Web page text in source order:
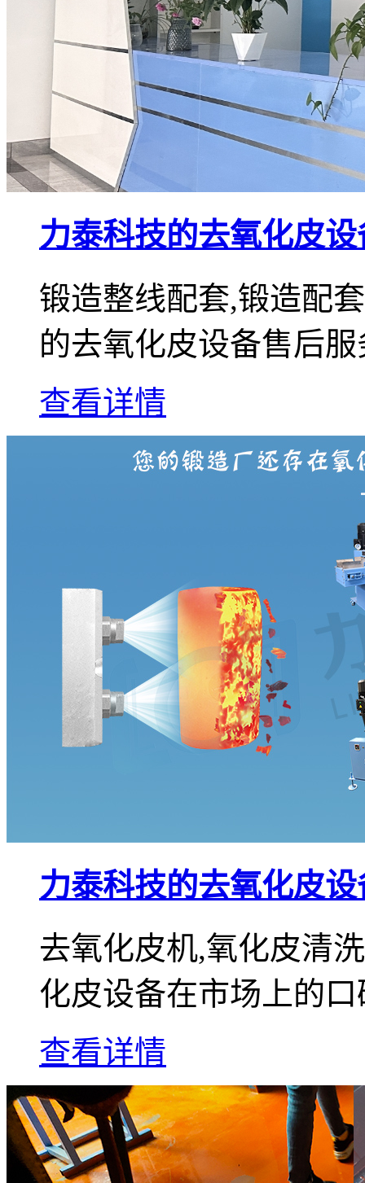
力泰科技的去氧化皮
锻造整线配套,锻造配
的去氧化皮设备售后
查看详情
力泰科技的去氧化皮
去氧化皮机,氧化皮清
化皮设备在市场上的
查看详情